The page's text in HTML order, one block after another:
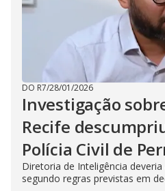
DO R7/28/01/2026
Investigação
Recife
Polícia Civil de
Diretoria de Inteligência
segundo regras previstas em